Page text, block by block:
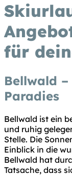
für
Bellwald
Paradies
Bellwald ist ein
und ruhig
Stelle. Die
Einblick in die
Bellwald hat
Tatsache, dass